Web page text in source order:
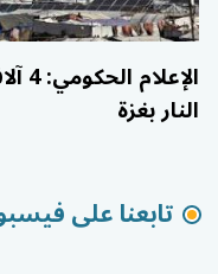
النار بغزة
تابعنا على